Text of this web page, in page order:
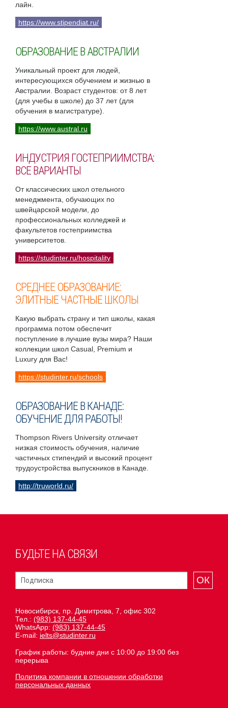
лайн.
https://www.stipendiat.ru/
ОБРАЗОВАНИЕ В АВСТРАЛИИ
Уникальный проект для людей,
интересующихся обучением и жизнью в
Австралии. Возраст студентов: от 8 лет
(для учебы в школе) до 37 лет (для
обучения в магистратуре).
https://www.austral.ru
ИНДУСТРИЯ ГОСТЕПРИИМСТВА:
ВСЕ ВАРИАНТЫ
От классических школ отельного
менеджмента, обучающих по
швейцарской модели, до
профессиональных колледжей и
факультетов гостеприимства
университетов.
https://studinter.ru/hospitality
СРЕДНЕЕ ОБРАЗОВАНИЕ:
ЭЛИТНЫЕ ЧАСТНЫЕ ШКОЛЫ
Какую выбрать страну и тип школы, какая
программа потом обеспечит
поступление в лучшие вузы мира? Наши
коллекции школ Casual, Premium и
Luxury для Вас!
https://studinter.ru/schools
ОБРАЗОВАНИЕ В КАНАДЕ:
ОБУЧЕНИЕ ДЛЯ РАБОТЫ!
Thompson Rivers University отличает
низкая стоимость обучения, наличие
частичных стипендий и высокий процент
трудоустройства выпускников в Канаде.
http://truworld.ru/
БУДЬТЕ НА СВЯЗИ
ОК
Новосибирск, пр. Димитрова, 7, офис 302
Тел.: (983) 137-44-45
WhatsApp: (983) 137-44-45
E-mail: ielts@studinter.ru
График работы: будние дни с 10:00 до 19:00 без
перерыва
Политика компании в отношении обработки
персональных данных